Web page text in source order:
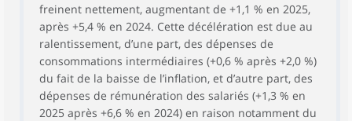
freinent nettement, augmentant de +1,1 % en 2025,
après +5,4 % en 2024. Cette décélération est due au
ralentissement, d’une part, des dépenses de
consommations intermédiaires (+0,6 % après +2,0 %)
du fait de la baisse de l’inflation, et d’autre part, des
dépenses de rémunération des salariés (+1,3 % en
2025 après +6,6 % en 2024) en raison notamment du